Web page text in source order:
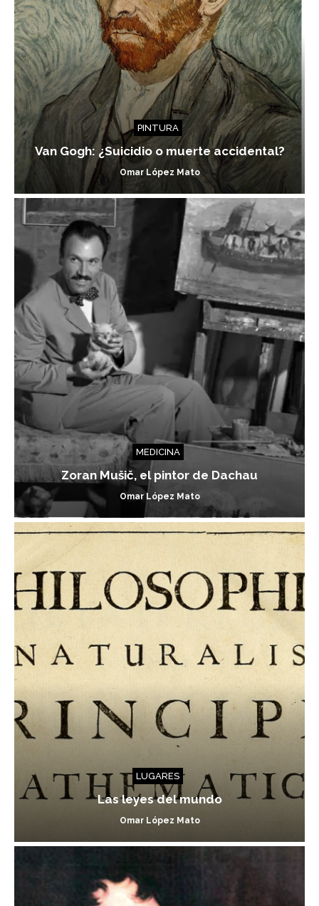
PINTURA
Van Gogh: ¿Suicidio o muerte accidental?
Omar López Mato
MEDICINA
Zoran Mušič, el pintor de Dachau
Omar López Mato
LUGARES
Las leyes del mundo
Omar López Mato